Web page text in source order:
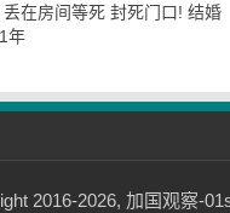
丢在房间等死 封死门口! 结婚
年
2016-2026, 加国观察-